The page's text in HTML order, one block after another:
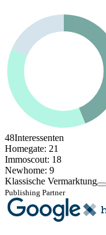
48Interessenten
Homegate: 21
Immoscout: 18
Newhome: 9
Klassische Vermarktung
Publishing Partner